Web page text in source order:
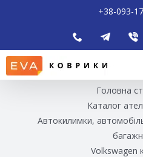
+38-093-
Головна
Каталог
Автокилимки,
Volkswagen